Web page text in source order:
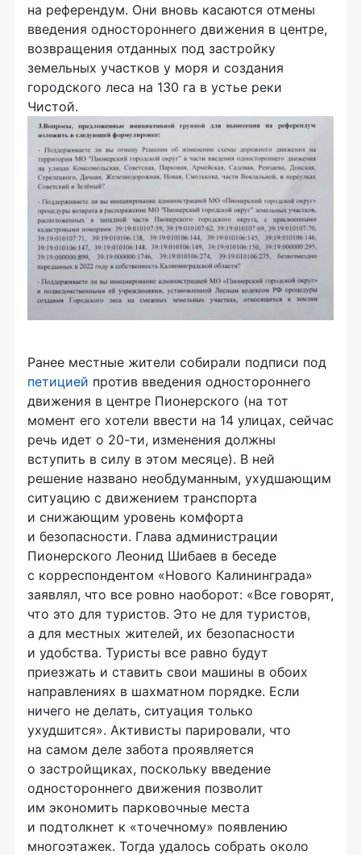
на референдум. Они вновь касаются отмены
введения одностороннего движения в центре,
возвращения отданных под застройку
земельных участков у моря и создания
городского леса на 130 га в устье реки
Чистой.
Ранее местные жители собирали подписи под
петицией против введения одностороннего
движения в центре Пионерского (на тот
момент его хотели ввести на 14 улицах, сейчас
речь идет о 20-ти, изменения должны
вступить в силу в этом месяце). В ней
решение названо необдуманным, ухудшающим
ситуацию с движением транспорта
и снижающим уровень комфорта
и безопасности. Глава администрации
Пионерского Леонид Шибаев в беседе
с корреспондентом «Нового Калининграда»
заявлял, что все ровно наоборот: «Все говорят,
что это для туристов. Это не для туристов,
а для местных жителей, их безопасности
и удобства. Туристы все равно будут
приезжать и ставить свои машины в обоих
направлениях в шахматном порядке. Если
ничего не делать, ситуация только
ухудшится». Активисты парировали, что
на самом деле забота проявляется
о застройщиках, поскольку введение
одностороннего движения позволит
им экономить парковочные места
и подтолкнет к «точечному» появлению
многоэтажек. Тогда удалось собрать около